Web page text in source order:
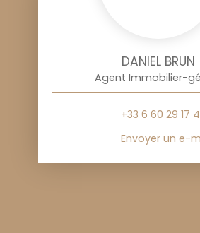
DANIEL BRUN
Agent Immobilier-
+33 6 60 29 17
Envoyer un e-